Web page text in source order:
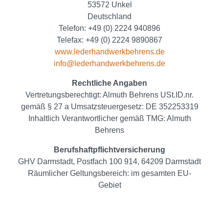
53572 Unkel
Deutschland
Telefon: +49 (0) 2224 940896
Telefax: +49 (0) 2224 9890867
www.lederhandwerkbehrens.de
info@lederhandwerkbehrens.de
Rechtliche Angaben
Vertretungsberechtigt: Almuth Behrens USt.ID.nr.
gemäß § 27 a Umsatzsteuergesetz: DE 352253319
Inhaltlich Verantwortlicher gemäß TMG: Almuth
Behrens
Berufshaftpflichtversicherung
GHV Darmstadt, Postfach 100 914, 64209 Darmstadt
Räumlicher Geltungsbereich: im gesamten EU-
Gebiet